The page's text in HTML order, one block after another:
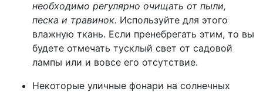
необходимо регулярно очищать от пыли,
песка и травинок. Используйте для этого
влажную ткань. Если пренебрегать этим, то вы
будете отмечать тусклый свет от садовой
лампы или и вовсе его отсутствие.
Некоторые уличные фонари на солнечных